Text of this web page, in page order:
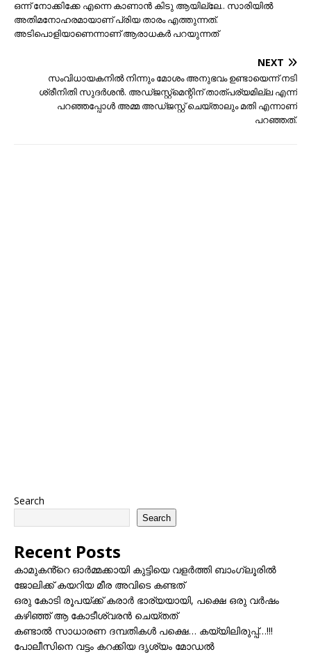
ഒന്ന് നോക്കിക്കേ എന്നെ കാണാന്‍ കിടു ആയില്ലേ.. സാരിയിൽ
അതിമനോഹരമായാണ് പ്രിയ താരം എത്തുന്നത്.
അടിപൊളിയാണെന്നാണ് ആരാധകർ പറയുന്നത്
NEXT
സംവിധായകനില്‍ നിന്നും മോശം അനുഭവം ഉണ്ടായെന്ന് നടി
ശ്രീനിതി സുദർശൻ. അഡ്ജസ്റ്റ്മെന്റിന് താത്പര്യമില്ല എന്ന്
പറഞ്ഞപ്പോള്‍ അമ്മ അഡ്ജസ്റ്റ് ചെയ്താലും മതി എന്നാണ്
പറഞ്ഞത്.
Search
Search
Recent Posts
കാമുകൻ്റെ ഓർമ്മക്കായി കുട്ടിയെ വളർത്തി ബാംഗ്ലൂരിൽ
ജോലിക്ക് കയറിയ മീര അവിടെ കണ്ടത്
ഒരു കോടി രൂപയ്ക്ക് കരാർ ഭാര്യയായി, പക്ഷെ ഒരു വർഷം
കഴിഞ്ഞ് ആ കോടീശ്വരൻ ചെയ്തത്
കണ്ടാൽ സാധാരണ ദമ്പതികൾ പക്ഷെ… കയ്യിലിരുപ്പ്…!!!
പോലീസിനെ വട്ടം കറക്കിയ ദൃശ്യം മോഡല്‍